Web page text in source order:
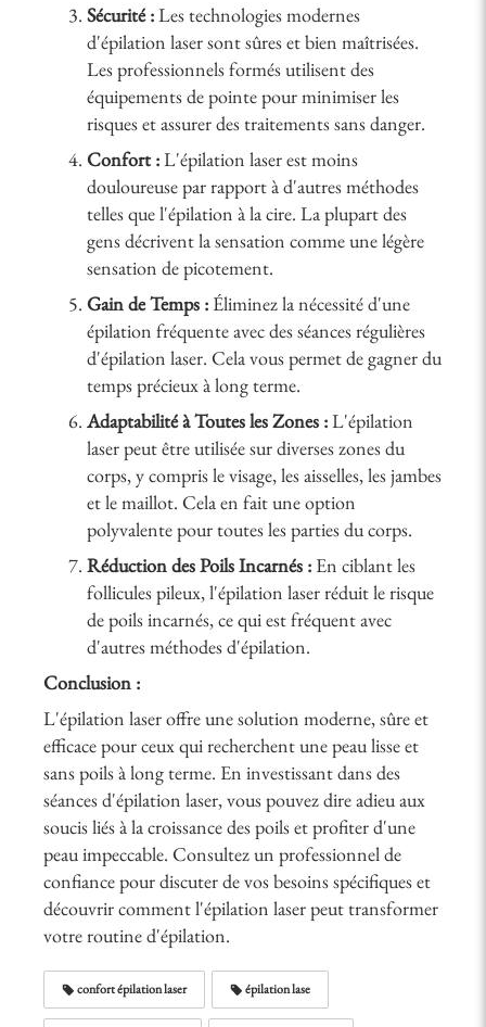
Sécurité :Les technologies modernes
d'épilation laser sont sûres et bien maîtrisées.
Les professionnels formés utilisent des
équipements de pointe pour minimiser les
risques et assurer des traitements sans danger.
Confort :L'épilation laser est moins
douloureuse par rapport à d'autres méthodes
telles que l'épilation à la cire. La plupart des
gens décrivent la sensation comme une légère
sensation de picotement.
Gain de Temps : Éliminez la nécessité d'une
épilation fréquente avec des séances régulières
d'épilation laser. Cela vous permet de gagner du
temps précieux à long terme.
Adaptabilité à Toutes les Zones :L'épilation
laser peut être utilisée sur diverses zones du
corps, y compris le visage, les aisselles, les jambes
et le maillot. Cela en fait une option
polyvalente pour toutes les parties du corps.
Réduction des Poils Incarnés : En ciblant les
follicules pileux, l'épilation laser réduit le risque
de poils incarnés, ce qui est fréquent avec
d'autres méthodes d'épilation.
Conclusion :
L'épilation laser offre une solution moderne, sûre et
efficace pour ceux qui recherchent une peau lisse et
sans poils à long terme. En investissant dans des
séances d'épilation laser, vous pouvez dire adieu aux
soucis liés à la croissance des poils et profiter d'une
peau impeccable. Consultez un professionnel de
confiance pour discuter de vos besoins spécifiques et
découvrir comment l'épilation laser peut transformer
votre routine d'épilation.
confort épilation laser épilation lase